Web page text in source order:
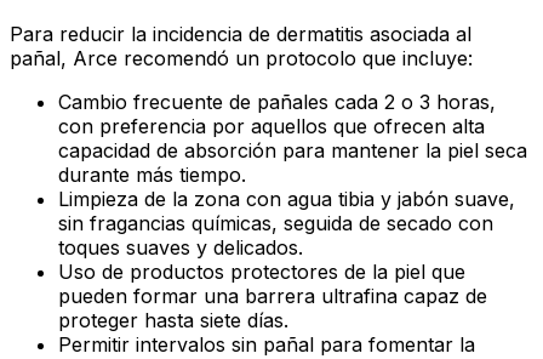
Para reducir la incidencia de dermatitis asociada al
pañal, Arce recomendó un protocolo que incluye:
Cambio frecuente de pañales cada 2 o 3 horas,
con preferencia por aquellos que ofrecen alta
capacidad de absorción para mantener la piel seca
durante más tiempo.
Limpieza de la zona con agua tibia y jabón suave,
sin fragancias químicas, seguida de secado con
toques suaves y delicados.
Uso de productos protectores de la piel que
pueden formar una barrera ultrafina capaz de
proteger hasta siete días.
Permitir intervalos sin pañal para fomentar la